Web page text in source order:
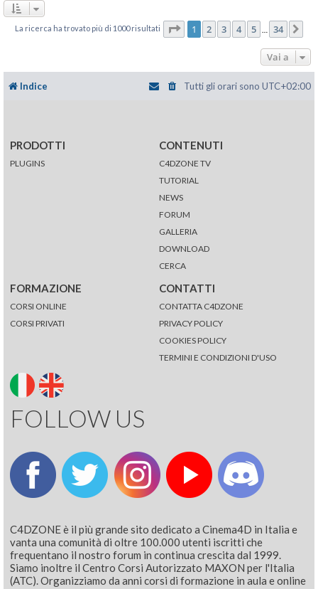
La ricerca ha trovato più di 1000 risultati Pagina di 34
1 2 3 4 5 34
Vai a
Indice Tutti gli orari sono UTC+02:00
PRODOTTI
PLUGINS
CONTENUTI
C4DZONE TV
TUTORIAL
NEWS
FORUM
GALLERIA
DOWNLOAD
CERCA
FORMAZIONE
CORSI ONLINE
CORSI PRIVATI
CONTATTI
CONTATTA C4DZONE
PRIVACY POLICY
COOKIES POLICY
TERMINI E CONDIZIONI D'USO
FOLLOW US
C4DZONE è il più grande sito dedicato a Cinema4D in Italia e
vanta una comunità di oltre 100.000 utenti iscritti che
frequentano il nostro forum in continua crescita dal 1999.
Siamo inoltre il Centro Corsi Autorizzato MAXON per l'Italia
(ATC). Organizziamo da anni corsi di formazione in aula e online